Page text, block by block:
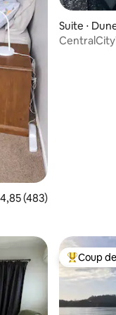
: 4,93 sur 5
moyenne sur
4,85 (483)
Suite ⋅
appréciés Coups de
Coup